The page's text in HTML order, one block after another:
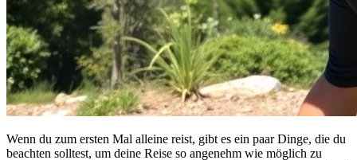
Wenn du zum ersten Mal alleine reist, gibt es ein paar Dinge, die du
beachten solltest, um deine Reise so angenehm wie möglich zu